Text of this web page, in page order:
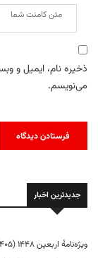
ذخیره نام، ایمیل و
می‌نویسم.
جدیدترین اخبار
ویژه‌نامهٔ اربعین ۱۴۴۸ (۱۴۰۵) ـ ۳۱